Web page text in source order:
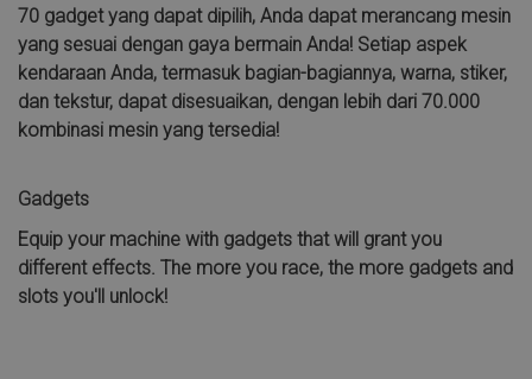
70 gadget yang dapat dipilih, Anda dapat merancang mesin
yang sesuai dengan gaya bermain Anda! Setiap aspek
kendaraan Anda, termasuk bagian-bagiannya, warna, stiker,
dan tekstur, dapat disesuaikan, dengan lebih dari 70.000
kombinasi mesin yang tersedia!
Gadgets
Equip your machine with gadgets that will grant you
different effects. The more you race, the more gadgets and
slots you'll unlock!